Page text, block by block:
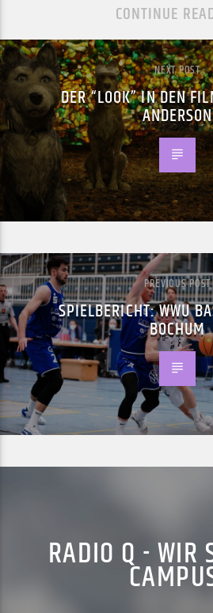
CONTINUE
NEXT POST
DER “LOOK” IN DEN
ANDERSON
PREVIOUS POST
SPIELBERICHT: WWU
BOCHUM
RADIO Q - WIR